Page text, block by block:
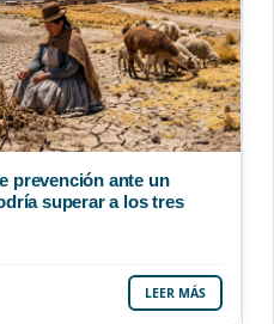
prevención ante un
superar a los tres
LEER MÁS